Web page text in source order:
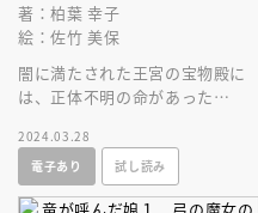
著：柏葉 幸子
絵：佐竹 美保
闇に満たされた王宮の宝物殿に
は、正体不明の命があった
柏葉幸子がおくる本格ハイファ
ンタジー第２巻！
2024.03.28
電子あり
試し読み